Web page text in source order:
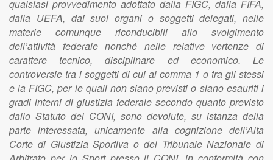
qualsiasi provvedimento adottato dalla FIGC, dalla FIFA,
dalla UEFA, dai suoi organi o soggetti delegati, nelle
materie comunque riconducibili allo svolgimento
dell’attività federale nonché nelle relative vertenze di
carattere tecnico, disciplinare ed economico. Le
controversie tra i soggetti di cui al comma 1 o tra gli stessi
e la FIGC, per le quali non siano previsti o siano esauriti i
gradi interni di giustizia federale secondo quanto previsto
dallo Statuto del CONI, sono devolute, su istanza della
parte interessata, unicamente alla cognizione dell’Alta
Corte di Giustizia Sportiva o del Tribunale Nazionale di